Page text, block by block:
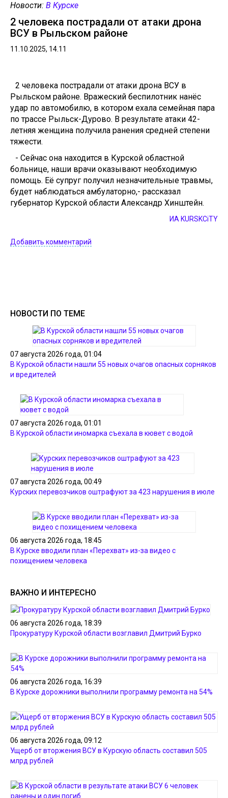
Новости: В Курске
2 человека пострадали от атаки дрона
ВСУ в Рыльском районе
11.10.2025, 14.11
2 человека пострадали от атаки дрона ВСУ в
Рыльском районе. Вражеский беспилотник нанёс
удар по автомобилю, в котором ехала семейная пара
по трассе Рыльск-Дурово. В результате атаки 42-
летняя женщина получила ранения средней степени
тяжести.
- Сейчас она находится в Курской областной
больнице, наши врачи оказывают необходимую
помощь. Её супруг получил незначительные травмы,
будет наблюдаться амбулаторно,- рассказал
губернатор Курской области Александр Хинштейн.
ИА KURSKCiTY
Добавить комментарий
НОВОСТИ ПО ТЕМЕ
07 августа 2026 года, 01:04
В Курской области нашли 55 новых очагов опасных сорняков
и вредителей
07 августа 2026 года, 01:01
В Курской области иномарка съехала в кювет с водой
07 августа 2026 года, 00:49
Курских перевозчиков оштрафуют за 423 нарушения в июле
06 августа 2026 года, 18:45
В Курске вводили план «Перехват» из-за видео с
похищением человека
ВАЖНО И ИНТЕРЕСНО
06 августа 2026 года, 18:39
Прокуратуру Курской области возглавил Дмитрий Бурко
06 августа 2026 года, 16:39
В Курске дорожники выполнили программу ремонта на 54%
06 августа 2026 года, 09:12
Ущерб от вторжения ВСУ в Курскую область составил 505
млрд рублей